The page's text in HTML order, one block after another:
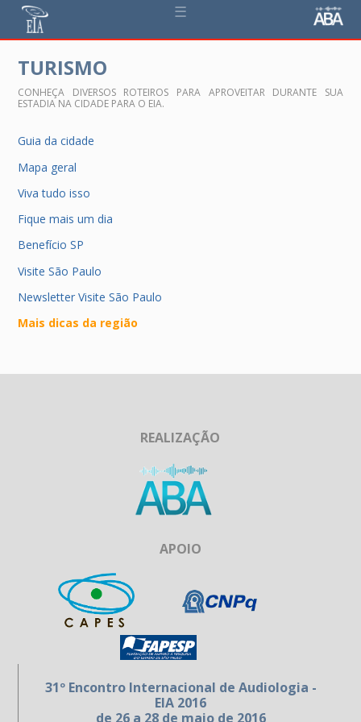
☰
TURISMO
CONHEÇA DIVERSOS ROTEIROS PARA APROVEITAR DURANTE SUA
ESTADIA NA CIDADE PARA O EIA.
Guia da cidade
Mapa geral
Viva tudo isso
Fique mais um dia
Benefício SP
Visite São Paulo
Newsletter Visite São Paulo
Mais dicas da região
REALIZAÇÃO
APOIO
31º Encontro Internacional de Audiologia -
EIA 2016
de 26 a 28 de maio de 2016